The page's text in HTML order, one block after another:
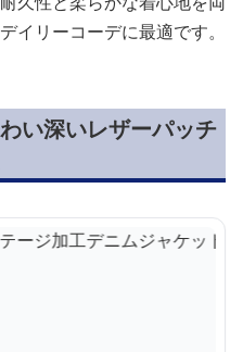
イリーコーデに最適です。
い深いレザーパッチ